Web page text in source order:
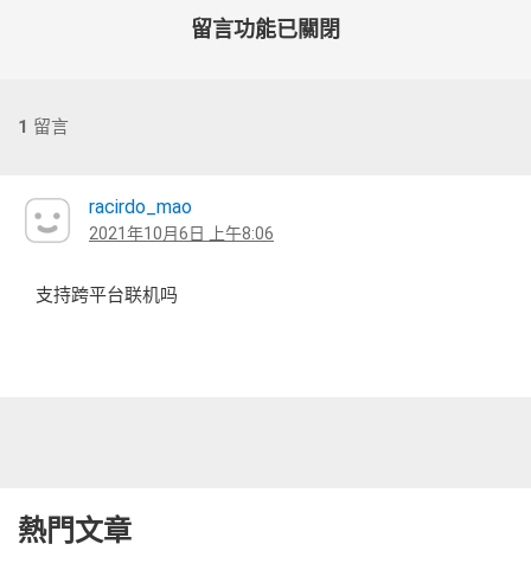
留言功能已關閉
1 留言
racirdo_mao
2021年10月6日 上午8:06
支持跨平台联机吗
熱門文章